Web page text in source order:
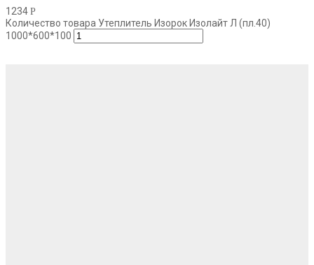
1234 Р
Количество товара Утеплитель Изорок Изолайт Л (пл.40)
1000*600*100